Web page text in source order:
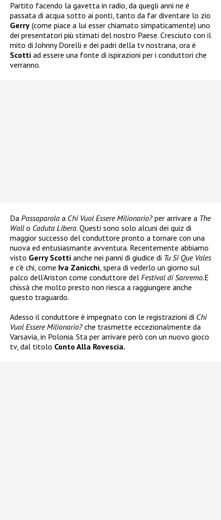
Partito facendo la gavetta in radio, da quegli anni ne è
passata di acqua sotto ai ponti, tanto da far diventare lo zio
Gerry (come piace a lui esser chiamato simpaticamente) uno
dei presentatori più stimati del nostro Paese. Cresciuto con il
mito di Johnny Dorelli e dei padri della tv nostrana, ora è
Scotti ad essere una fonte di ispirazioni per i conduttori che
verranno.
Da Passaparola a Chi Vuol Essere Milionario? per arrivare a The
Wall o Caduta Libera. Questi sono solo alcuni dei quiz di
maggior successo del conduttore pronto a tornare con una
nuova ed entusiasmante avventura. Recentemente abbiamo
visto Gerry Scotti anche nei panni di giudice di Tu Si Que Vales
e c’è chi, come Iva Zanicchi, spera di vederlo un giorno sul
palco dell’Ariston come conduttore del Festival di Sanremo.E
chissà che molto presto non riesca a raggiungere anche
questo traguardo.
Adesso il conduttore è impegnato con le registrazioni di Chi
Vuol Essere Milionario? che trasmette eccezionalmente da
Varsavia, in Polonia. Sta per arrivare però con un nuovo gioco
tv, dal titolo Conto Alla Rovescia.